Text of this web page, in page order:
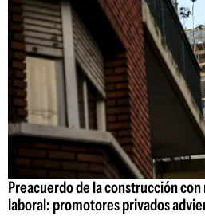
Preacuerdo de la construcción
laboral: promotores privados